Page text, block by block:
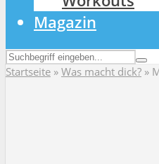
Magazin
Startseite » Was macht dick? »